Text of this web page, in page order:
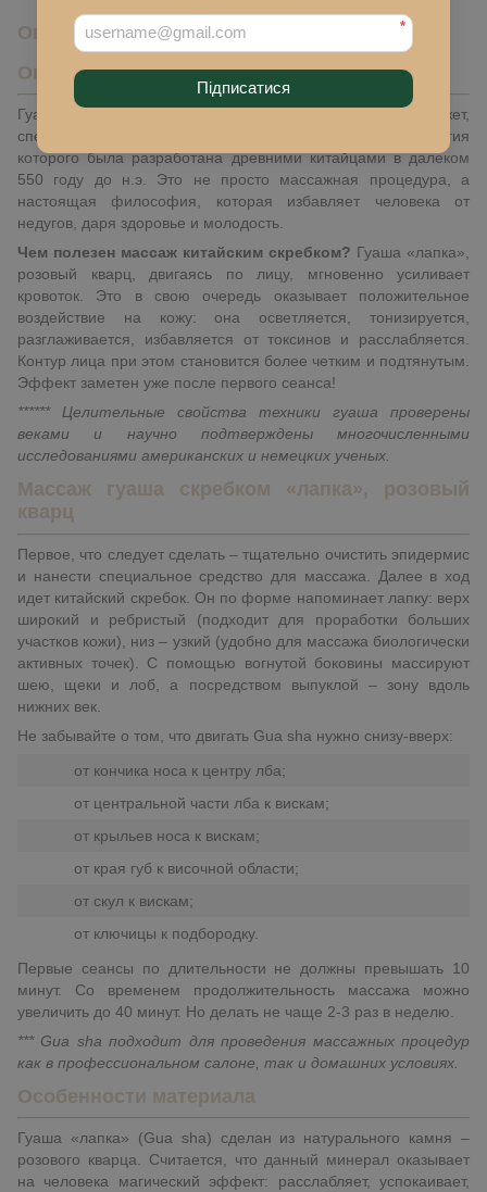
*
Підписатися
Описание
Описание
Гуаша «лапка», розовый кварц (Gua sha) – это бьюти-гаджет,
специально созданный для проведения массажа, технология
которого была разработана древними китайцами в далеком
550 году до н.э. Это не просто массажная процедура, а
настоящая философия, которая избавляет человека от
недугов, даря здоровье и молодость.
Чем полезен массаж китайским скребком? Гуаша «лапка»,
розовый кварц, двигаясь по лицу, мгновенно усиливает
кровоток. Это в свою очередь оказывает положительное
воздействие на кожу: она осветляется, тонизируется,
разглаживается, избавляется от токсинов и расслабляется.
Контур лица при этом становится более четким и подтянутым.
Эффект заметен уже после первого сеанса!
****** Целительные свойства техники гуаша проверены
веками и научно подтверждены многочисленными
исследованиями американских и немецких ученых.
Массаж гуаша скребком «лапка», розовый
кварц
Первое, что следует сделать – тщательно очистить эпидермис
и нанести специальное средство для массажа. Далее в ход
идет китайский скребок. Он по форме напоминает лапку: верх
широкий и ребристый (подходит для проработки больших
участков кожи), низ – узкий (удобно для массажа биологически
активных точек). С помощью вогнутой боковины массируют
шею, щеки и лоб, а посредством выпуклой – зону вдоль
нижних век.
Не забывайте о том, что двигать Gua sha нужно снизу-вверх:
от кончика носа к центру лба;
от центральной части лба к вискам;
от крыльев носа к вискам;
от края губ к височной области;
от скул к вискам;
от ключицы к подбородку.
Первые сеансы по длительности не должны превышать 10
минут. Со временем продолжительность массажа можно
увеличить до 40 минут. Но делать не чаще 2-3 раз в неделю.
*** Gua sha подходит для проведения массажных процедур
как в профессиональном салоне, так и домашних условиях.
Особенности материала
Гуаша «лапка» (Gua sha) сделан из натурального камня –
розового кварца. Считается, что данный минерал оказывает
на человека магический эффект: расслабляет, успокаивает,